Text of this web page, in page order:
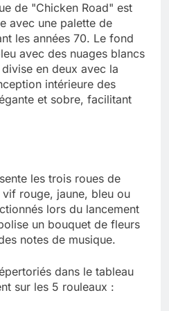
de "Chicken Road" est
avec une palette de
les années 70. Le fond
avec des nuages blancs
en deux avec la
intérieure des
et sobre, facilitant
les trois roues de
vif rouge, jaune, bleu ou
lors du lancement
un bouquet de fleurs
notes de musique.
dans le tableau
sur les 5 rouleaux :